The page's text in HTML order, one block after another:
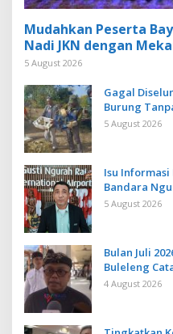
Mudahkan Peserta
Nadi JKN dengan
5 August 2026
Gagal
Burung
Cegah
5 August 2026
Isu Informasi
Bandara
Operasional
5 August 2026
Bulan Juli 2026
Buleleng
4 August 2026